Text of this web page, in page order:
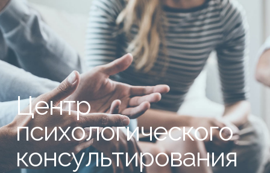
Центр
психологического
консультирования